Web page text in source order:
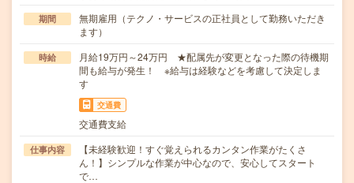
期間
無期雇用（テクノ・サービスの正社員として勤務いただき
ます）
時給
月給19万円～24万円 ★配属先が変更となった際の待機期
間も給与が発生！ ※給与は経験などを考慮して決定しま
す
交通費
交通費支給
仕事内容
【未経験歓迎！すぐ覚えられるカンタン作業がたくさ
ん！】シンプルな作業が中心なので、安心してスタート
で…